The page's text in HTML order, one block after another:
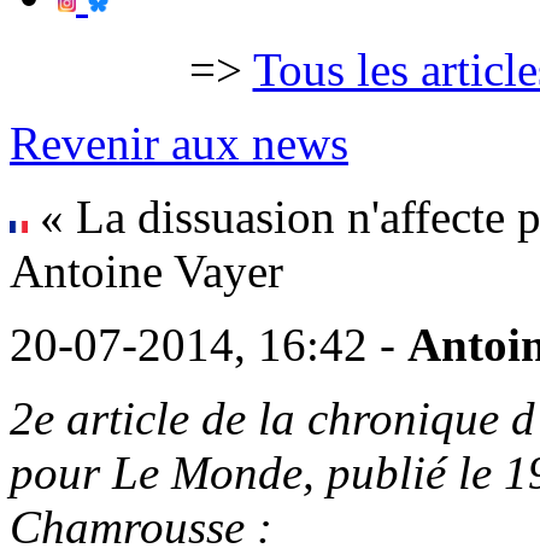
=> Tous les
Revenir aux news
« La dissuasion n'affecte
Antoine Vayer
20-07-2014, 16:42 -
2e article de la chronique
pour Le Monde, publié le
Chamrousse :